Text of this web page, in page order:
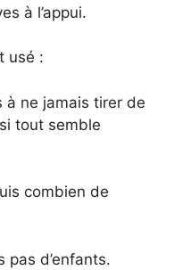
à l’appui.
usé :
à ne jamais tirer de
tout semble
combien de
pas d’enfants.